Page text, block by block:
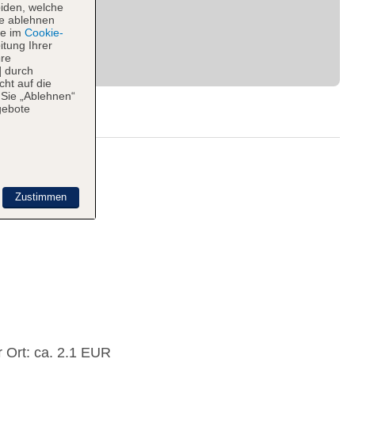
Ort: ca. 2.1 EUR
welche
ablehnen
im Cookie-
Ihrer
durch
auf die
„Ablehnen“
Zustimmen